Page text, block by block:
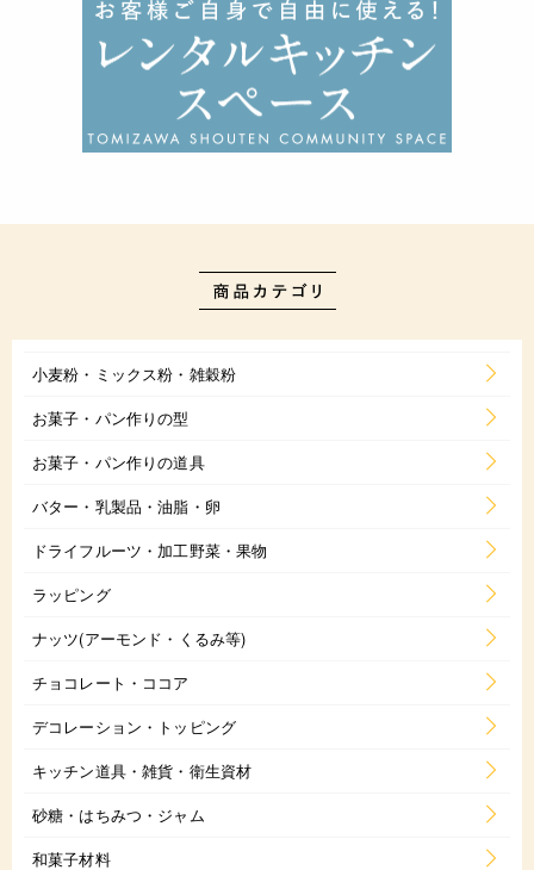
小麦粉・ミックス粉・雑穀粉
お菓子・パン作りの型
お菓子・パン作りの道具
バター・乳製品・油脂・卵
ドライフルーツ・加工野菜・果物
ラッピング
ナッツ(アーモンド・くるみ等)
チョコレート・ココア
デコレーション・トッピング
キッチン道具・雑貨・衛生資材
砂糖・はちみつ・ジャム
和菓子材料